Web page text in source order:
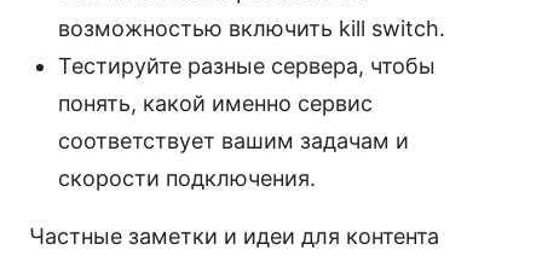
возможностью включить kill switch.
Тестируйте разные сервера, чтобы
понять, какой именно сервис
соответствует вашим задачам и
скорости подключения.
Частные заметки и идеи для контента